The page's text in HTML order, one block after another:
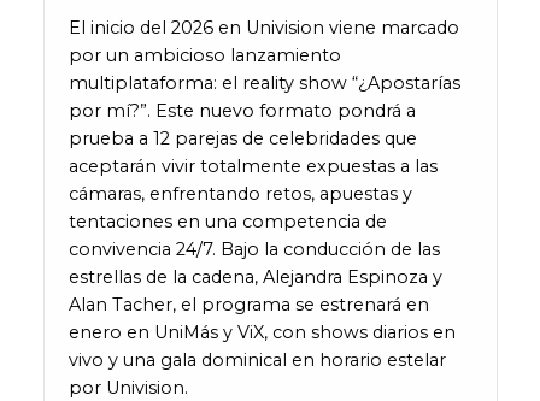
El inicio del 2026 en Univision viene marcado
por un ambicioso lanzamiento
multiplataforma: el reality show “¿Apostarías
por mí?”. Este nuevo formato pondrá a
prueba a 12 parejas de celebridades que
aceptarán vivir totalmente expuestas a las
cámaras, enfrentando retos, apuestas y
tentaciones en una competencia de
convivencia 24/7. Bajo la conducción de las
estrellas de la cadena, Alejandra Espinoza y
Alan Tacher, el programa se estrenará en
enero en UniMás y ViX, con shows diarios en
vivo y una gala dominical en horario estelar
por Univision.